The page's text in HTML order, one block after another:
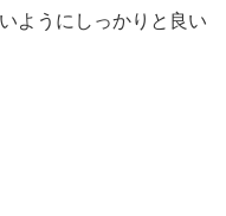
ようにしっかりと良い